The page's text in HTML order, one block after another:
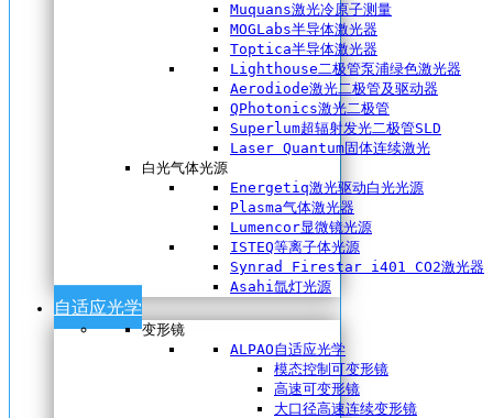
Muquans激光冷原子测量
MOGLabs半导体激光器
Toptica半导体激光器
Lighthouse二极管泵浦绿色激光器
Aerodiode激光二极管及驱动器
QPhotonics激光二极管
Superlum超辐射发光二极管SLD
Laser Quantum固体连续激光
白光气体光源
Energetiq激光驱动白光光源
Plasma气体激光器
Lumencor显微镜光源
ISTEQ等离子体光源
Synrad Firestar i401 CO2激光器
Asahi氙灯光源
自适应光学
变形镜
ALPAO自适应光学
模态控制可变形镜
高速可变形镜
大口径高速连续变形镜